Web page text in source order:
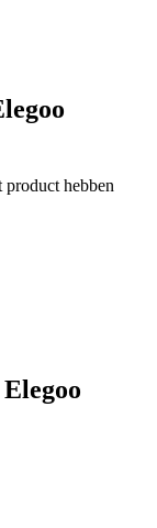
hebben